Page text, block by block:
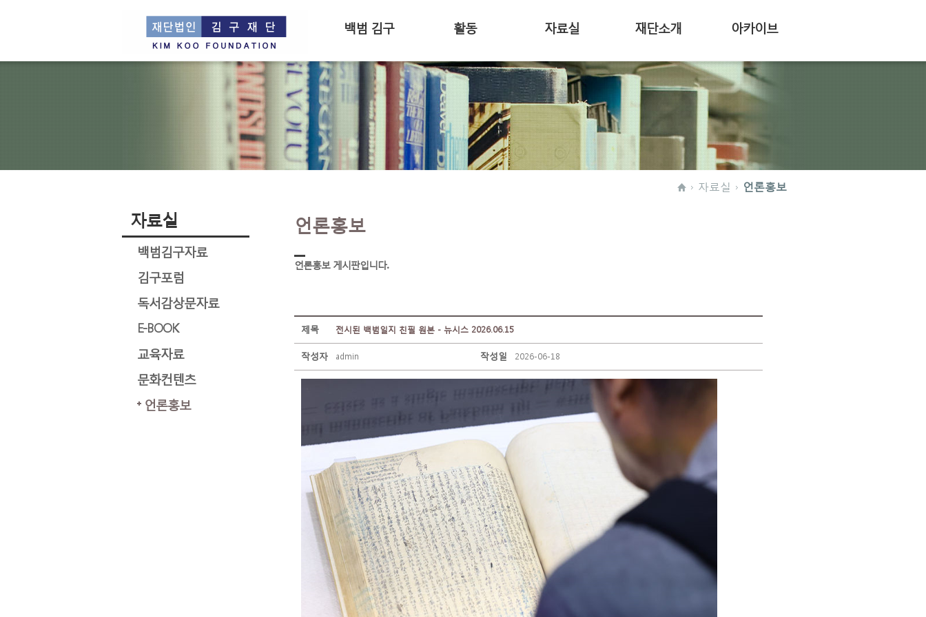
백범 김구 활동 자료실 재단소개 아카이브
자료실 언론홍보
자료실
백범김구자료
김구포럼
독서감상문자료
E-BOOK
교육자료
문화컨텐츠
언론홍보
언론홍보
언론홍보 게시판입니다.
제목 전시된 백범일지 친필 원본 - 뉴시스 2026.06.15
작성자 admin 작성일 2026-06-18